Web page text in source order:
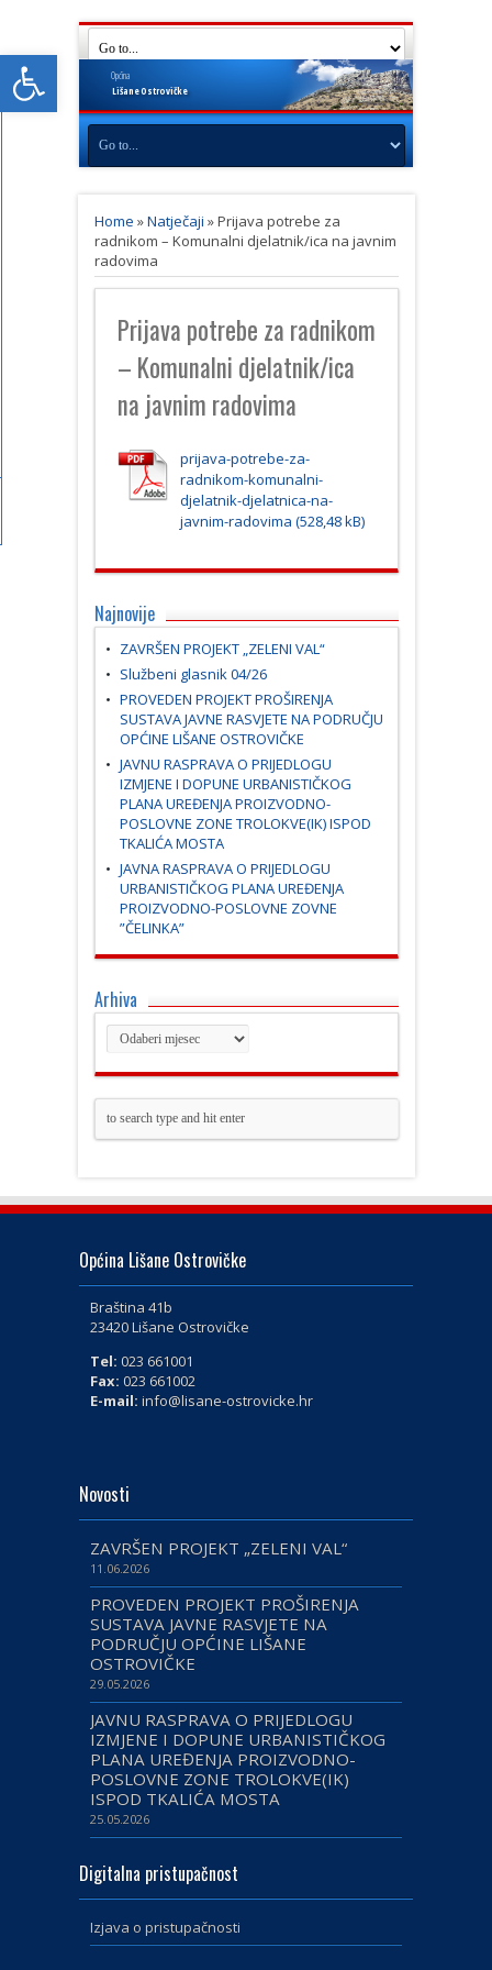
Open toolbar
LišaneOstrovičke
Općina
Home »Natječaji »Prijava potrebe za
radnikom – Komunalni djelatnik/ica na javnim
radovima
Prijava potrebe za radnikom
– Komunalni djelatnik/ica
na javnim radovima
prijava-potrebe-za-
radnikom-komunalni-
djelatnik-djelatnica-na-
javnim-radovima
Najnovije
ZAVRŠEN PROJEKT „ZELENI VAL“
Službeni glasnik 04/26
PROVEDEN PROJEKT PROŠIRENJA
SUSTAVA JAVNE RASVJETE NA PODRUČJU
OPĆINE LIŠANE OSTROVIČKE
JAVNU RASPRAVA O PRIJEDLOGU
IZMJENE I DOPUNE URBANISTIČKOG
PLANA UREĐENJA PROIZVODNO-
POSLOVNE ZONE TROLOKVE(IK) ISPOD
TKALIĆA MOSTA
JAVNA RASPRAVA O PRIJEDLOGU
URBANISTIČKOG PLANA UREĐENJA
PROIZVODNO-POSLOVNE ZOVNE
”ČELINKA”
Arhiva
Općina Lišane Ostrovičke
Braština 41b
23420 Lišane Ostrovičke
Tel: 023 661001
Fax: 023 661002
E-mail: info@lisane-ostrovicke.hr
Novosti
ZAVRŠEN PROJEKT „ZELENI VAL“
11.06.2026
PROVEDEN PROJEKT PROŠIRENJA
SUSTAVA JAVNE RASVJETE NA
PODRUČJU OPĆINE LIŠANE
OSTROVIČKE
29.05.2026
JAVNU RASPRAVA O PRIJEDLOGU
IZMJENE I DOPUNE URBANISTIČKOG
PLANA UREĐENJA PROIZVODNO-
POSLOVNE ZONE TROLOKVE(IK)
ISPOD TKALIĆA MOSTA
25.05.2026
Digitalna pristupačnost
Izjava o pristupačnosti